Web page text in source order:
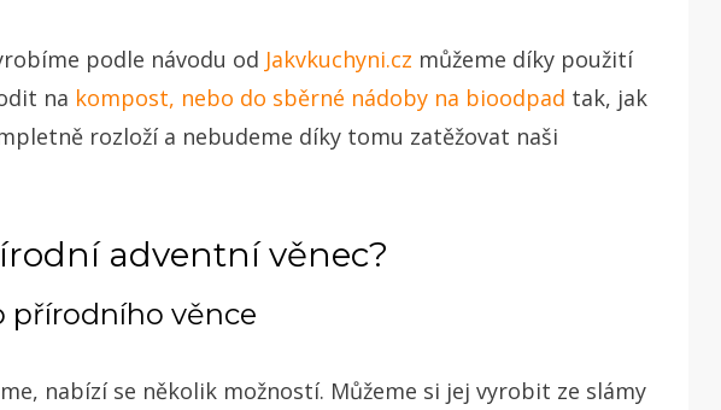
podle návodu od Jakvkuchyni.cz můžeme díky použití
na kompost, nebo do sběrné nádoby na bioodpad tak, jak
rozloží a nebudeme díky tomu zatěžovat naši
adventní věnec?
přírodního věnce
nabízí se několik možností. Můžeme si jej vyrobit ze slámy